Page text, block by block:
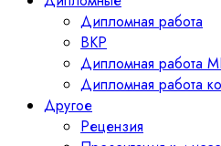
Дипломная работа
ВКР
Дипломная работа
Дипломная работа
Другое
Рецензия